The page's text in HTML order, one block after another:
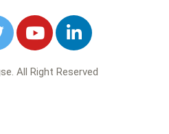
All Right Reserved